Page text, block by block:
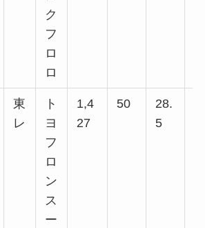
ク
フ
ロ
ロ
東
レ
ト
ヨ
フ
ロ
ン
ス
ー
1,4
27
50
28.
5